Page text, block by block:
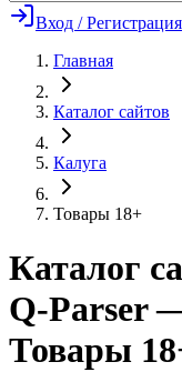
Вход / Регистрация
Главная
Каталог сайтов
Калуга
Товары 18+
Каталог
Q-Parser
Товары